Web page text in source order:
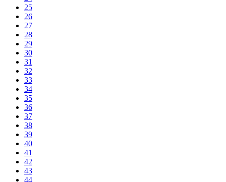
25
26
27
28
29
30
31
32
33
34
35
36
37
38
39
40
41
42
43
44